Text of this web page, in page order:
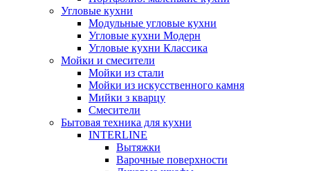
Угловые кухни
Модульные угловые кухни
Угловые кухни Модерн
Угловые кухни Классика
Мойки и смесители
Мойки из стали
Мойки из искусственного камня
Мийки з кварцу
Смесители
Бытовая техника для кухни
INTERLINE
Вытяжки
Варочные поверхности